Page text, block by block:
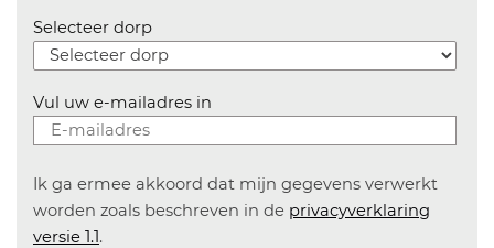
Selecteer dorp
Vul uw e-mailadres in
Ik ga ermee akkoord dat mijn gegevens verwerkt
worden zoals beschreven in de privacyverklaring
versie 1.1.